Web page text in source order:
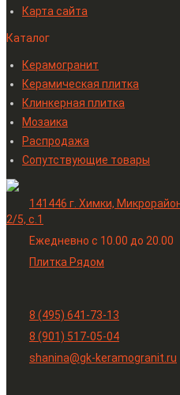
Карта сайта
Каталог
Керамогранит
Керамическая плитка
Клинкерная плитка
Мозаика
Распродажа
Сопутствующие товары
141446 г. Химки,
2/5, c.1
Ежедневно с 10.00 до 20.00
Плитка Рядом
8 (495) 641-73-13
8 (901) 517-05-04
shanina@gk-keramogranit.ru